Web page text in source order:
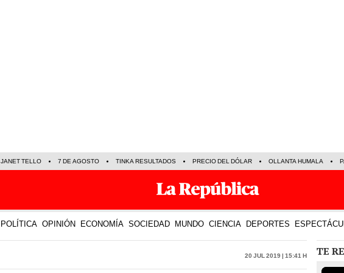
JANET TELLO 7 DE AGOSTO TINKA RESULTADOS PRECIO DEL DÓLAR OLLANTA HUMALA
POLÍTICA OPINIÓN ECONOMÍA SOCIEDAD MUNDO CIENCIA DEPORTES
20 Jul 2019 | 15:41 h TE